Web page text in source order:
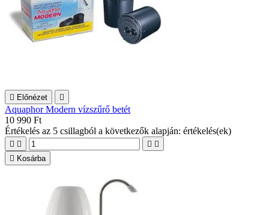
 Előnézet 
Aquaphor Modern vízszűrő betét
10 990 Ft
Értékelés az 5 csillagból a következők alapján: értékelés(ek)
   
 Kosárba